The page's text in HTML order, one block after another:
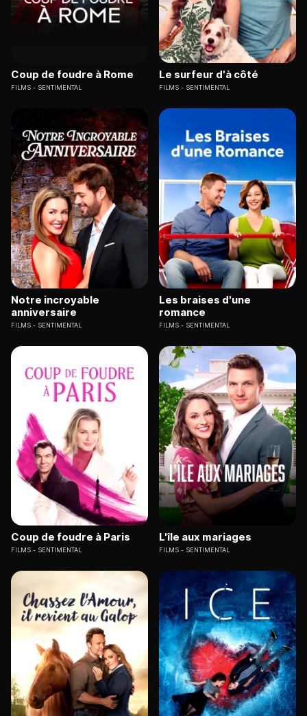
Coup de foudre à Rome
FILMS SENTIMENTAL
Le surfeur d'à côté
FILMS SENTIMENTAL
Notre incroyable
anniversaire
FILMS SENTIMENTAL
Les braises d'une
romance
FILMS SENTIMENTAL
Coup de foudre à Paris
FILMS SENTIMENTAL
L'île aux mariages
FILMS SENTIMENTAL